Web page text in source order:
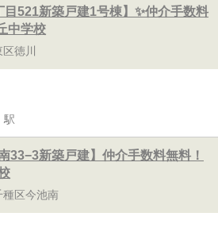
目521新築戸建1号棟】✨️仲介手数料
中学校
徳川
駅
33−3新築戸建】仲介手数料無料！
種区今池南